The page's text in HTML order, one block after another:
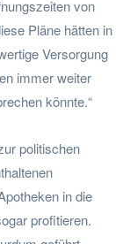
von
Pläne hätten in
Versorgung
immer weiter
könnte.“
politischen
in die
profitieren.